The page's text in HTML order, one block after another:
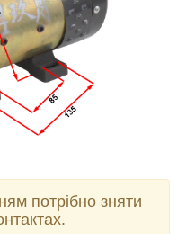
потрібно зняти